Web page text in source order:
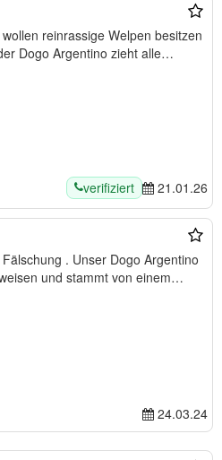
reinrassige Welpen besitzen
Dogo Argentino zieht alle…
verifiziert 21.01.26
und stammt von einem
24.03.24